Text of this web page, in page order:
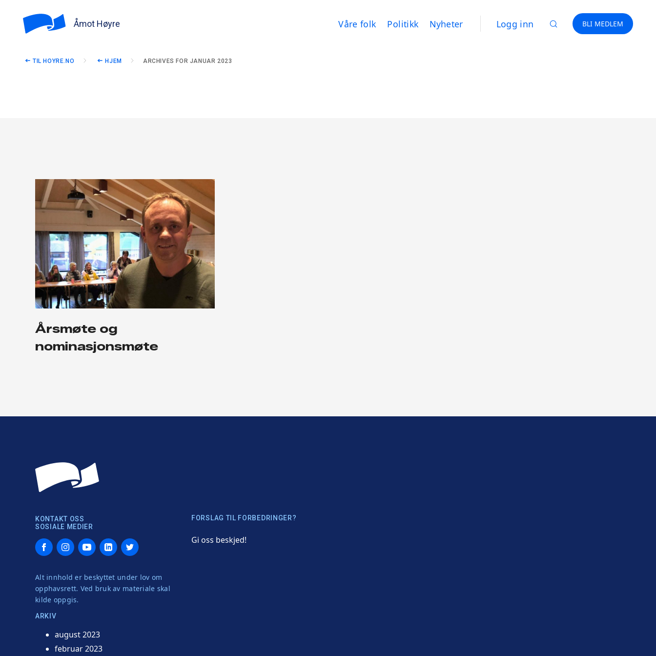
Åmot Høyre Våre folk Politikk Nyheter Logg inn BLI MEDLEM
TIL HOYRE.NO HJEM ARCHIVES FOR JANUAR 2023
Årsmøte og
nominasjonsmøte
KONTAKT OSS
SOSIALE MEDIER
FacebookInstagramYouTubeLinkedInTwitter
Alt innhold er beskyttet under lov om
opphavsrett. Ved bruk av materiale skal
kilde oppgis.
ARKIV
august 2023
februar 2023
FORSLAG TIL FORBEDRINGER?
Gi oss beskjed!